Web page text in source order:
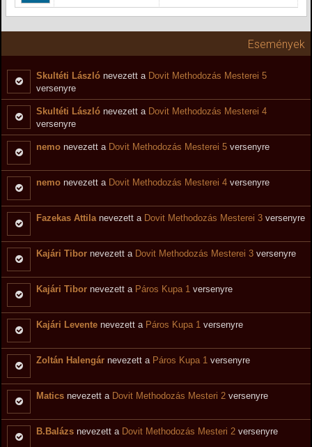
Események
Skultéti László nevezett a Dovit Methodozás Mesterei 5
versenyre
Skultéti László nevezett a Dovit Methodozás Mesterei 4
versenyre
nemo nevezett a Dovit Methodozás Mesterei 5 versenyre
nemo nevezett a Dovit Methodozás Mesterei 4 versenyre
Fazekas Attilanevezett a Dovit Methodozás Mesterei 3 versenyre
Kajári Tibor nevezett a Dovit Methodozás Mesterei 3 versenyre
Kajári Tibor nevezett a Páros Kupa 1 versenyre
Kajári Levente nevezett a Páros Kupa 1 versenyre
Zoltán Halengár nevezett a Páros Kupa 1 versenyre
Matics nevezett a Dovit Methodozás Mesteri 2 versenyre
B.Balázs nevezett a Dovit Methodozás Mesteri 2 versenyre